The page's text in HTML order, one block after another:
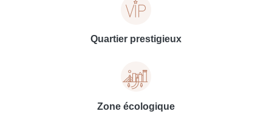
Quartier prestigieux
Zone écologique